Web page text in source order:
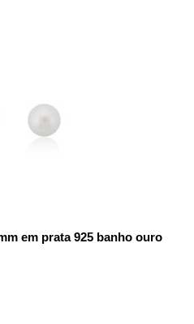
em prata 925 banho ouro